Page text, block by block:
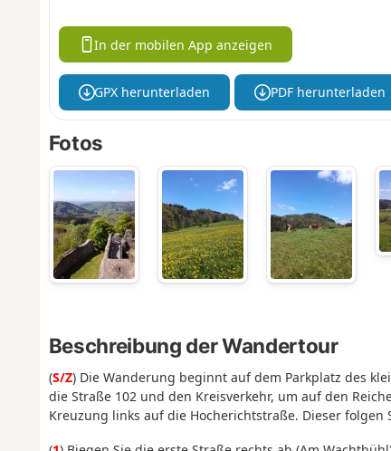
In der mobilen App anzeigen
GPX herunterladen PDF herunterladen
Fotos
Beschreibung der Wandertour
(S/Z) Die Wanderung beginnt auf dem Parkplatz des
die Straße 102 und den Kreisverkehr, um auf den
Kreuzung links auf die Hocherichtstraße. Dieser folgen